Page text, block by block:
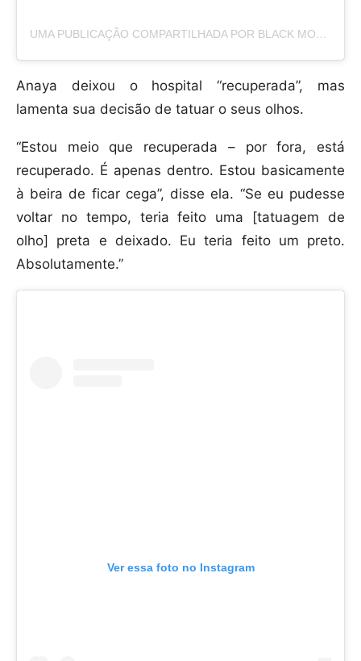
UMA PUBLICAÇÃO COMPARTILHADA POR BLACK MODIFIED FEMALE🇯🇲🇬🇧🏳️‍🌈 (@INKEDUP_BRITISHJAMAICAN)
Anaya deixou o hospital “recuperada”, mas
lamenta sua decisão de tatuar o seus olhos.
“Estou meio que recuperada – por fora, está
recuperado. É apenas dentro. Estou basicamente
à beira de ficar cega”, disse ela. “Se eu pudesse
voltar no tempo, teria feito uma [tatuagem de
olho] preta e deixado. Eu teria feito um preto.
Absolutamente.”
Ver essa foto no Instagram